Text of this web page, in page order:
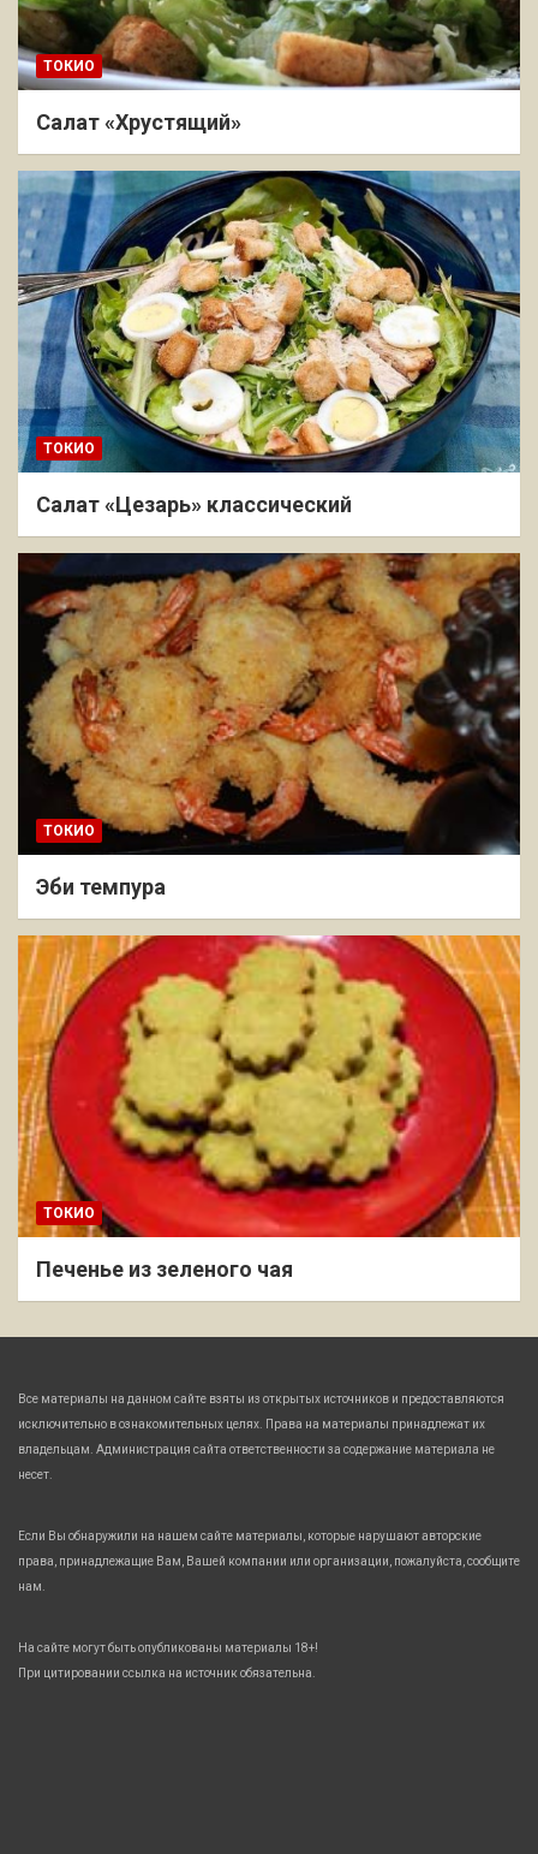
ТОКИО
Салат «Хрустящий»
ТОКИО
Салат «Цезарь» классический
ТОКИО
Эби темпура
ТОКИО
Печенье из зеленого чая
Все материалы на данном сайте взяты из открытых источников и предоставляются
исключительно в ознакомительных целях. Права на материалы принадлежат их
владельцам. Администрация сайта ответственности за содержание материала не
несет.
Если Вы обнаружили на нашем сайте материалы, которые нарушают авторские
права, принадлежащие Вам, Вашей компании или организации, пожалуйста, сообщите
нам.
На сайте могут быть опубликованы материалы 18+!
При цитировании ссылка на источник обязательна.